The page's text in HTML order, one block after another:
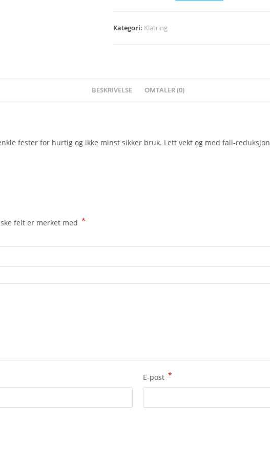
Kategori: Klatring
BESKRIVELSE OMTALER (0)
fester for hurtig og ikke minst sikker bruk. Lett vekt og med fall-
felt er merket med *
E-post *